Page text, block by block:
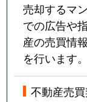
売却するマ
での広告や
産の売買情
を行います。
不動産売